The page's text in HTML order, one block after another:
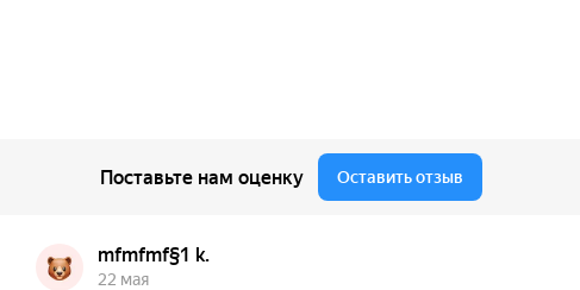
Поставьте нам оценку Оставить отзыв
mfmfmf§1 k.
22 мая